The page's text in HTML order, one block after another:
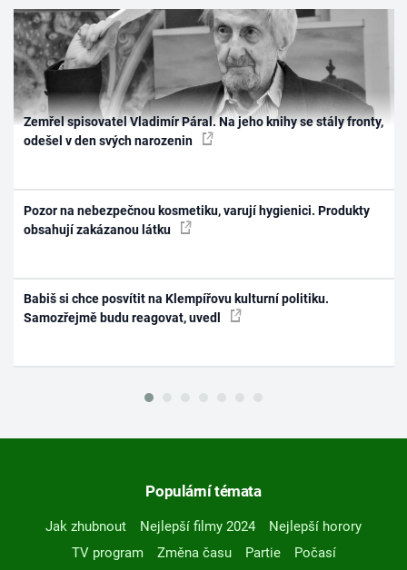
Zemřel spisovatel Vladimír Páral. Na jeho knihy se stály fronty,
odešel v den svých narozenin
Pozor na nebezpečnou kosmetiku, varují hygienici. Produkty
obsahují zakázanou látku
Babiš si chce posvítit na Klempířovu kulturní politiku.
Samozřejmě budu reagovat, uvedl
Populární témata
Jak zhubnout Nejlepší filmy 2024
Nejlepší horory
TV program
Změna času Partie
Počasí